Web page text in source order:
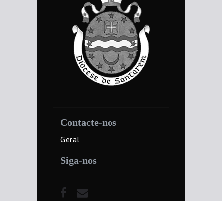
Contacte-nos
Geral
Siga-nos